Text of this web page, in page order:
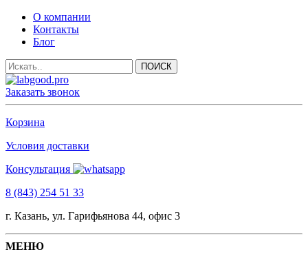
О компании
Контакты
Блог
Заказать звонок
Корзина
Условия доставки
Консультация
8 (843) 254 51 33
г. Казань, ул. Гарифьянова 44, офис 3
МЕНЮ